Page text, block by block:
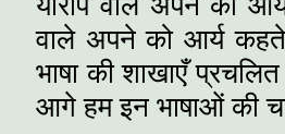
वाले अपने को आर्य कहते
भाषा की शाखाएँ
आगे हम इन भाषाओं की